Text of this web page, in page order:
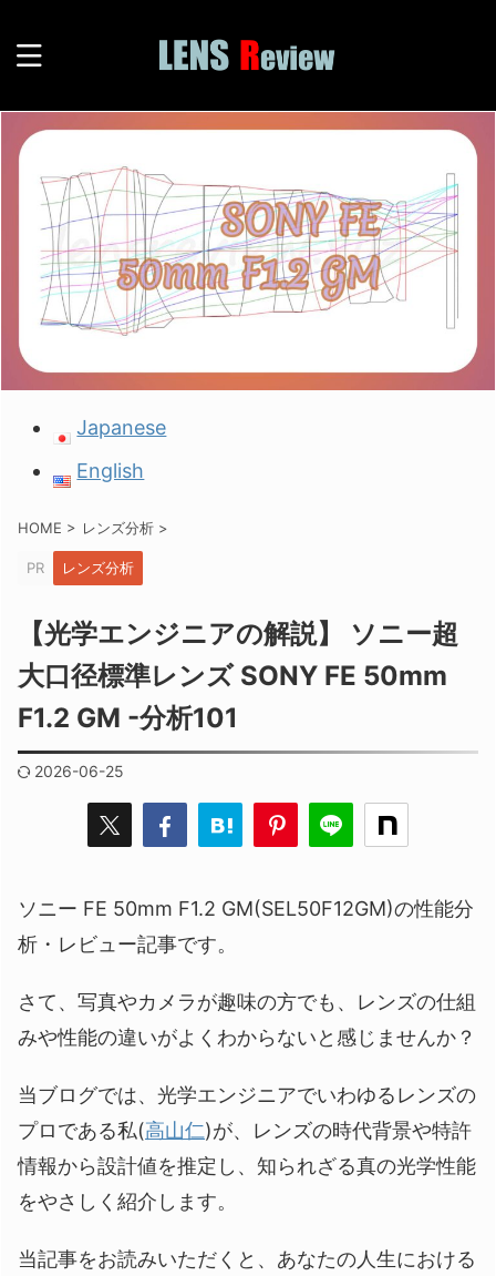
Japanese
English
HOME > レンズ分析 >
PR レンズ分析
【光学エンジニアの解説】 ソニー超
大口径標準レンズ SONY FE 50mm
F1.2 GM -分析101
2026-06-25
ソニー FE 50mm F1.2 GM(SEL50F12GM)の性能分
析・レビュー記事です。
さて、写真やカメラが趣味の方でも、レンズの仕組
みや性能の違いがよくわからないと感じませんか？
当ブログでは、光学エンジニアでいわゆるレンズの
プロである私(高山仁)が、レンズの時代背景や特許
情報から設計値を推定し、知られざる真の光学性能
をやさしく紹介します。
当記事をお読みいただくと、あなたの人生における